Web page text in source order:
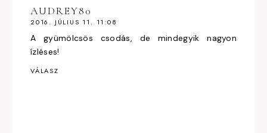
AUDREY80
2016. JÚLIUS 11. 11:08
A gyümölcsös csodás, de mindegyik nagyon
ízléses!
VÁLASZ